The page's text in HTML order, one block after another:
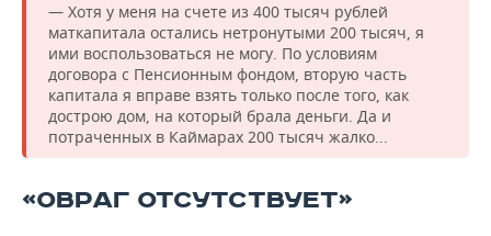
— Хотя у меня на счете из 400 тысяч рублей
маткапитала остались нетронутыми 200 тысяч, я
ими воспользоваться не могу. По условиям
договора с Пенсионным фондом, вторую часть
капитала я вправе взять только после того, как
дострою дом, на который брала деньги. Да и
потраченных в Каймарах 200 тысяч жалко...
«ОВРАГ ОТСУТСТВУЕТ»